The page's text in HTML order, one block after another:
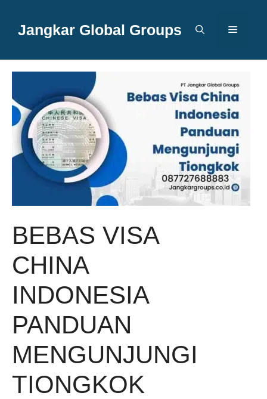
Jangkar Global Groups Menu
BEBAS VISA
CHINA
INDONESIA
PANDUAN
MENGUNJUNGI
TIONGKOK